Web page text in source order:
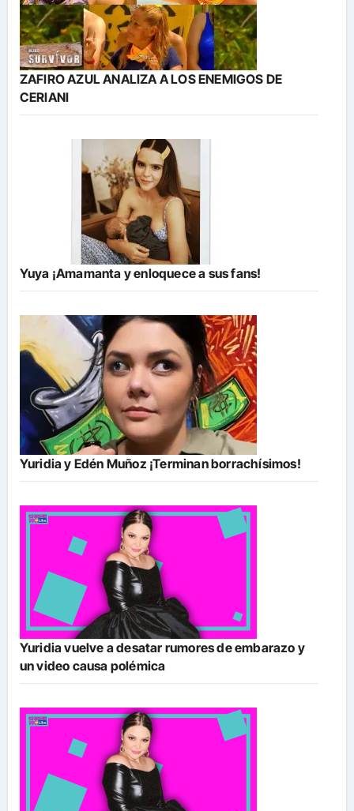
ZAFIRO AZUL ANALIZA A LOS ENEMIGOS DE
CERIANI
Yuya ¡Amamanta y enloquece a sus fans!
Yuridia y Edén Muñoz ¡Terminan borrachísimos!
Yuridia vuelve a desatar rumores de embarazo y
un video causa polémica